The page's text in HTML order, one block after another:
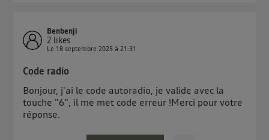
Benbenji
2 likes
Le 18 septembre 2025 à21:31
Code radio
Bonjour, j'ai le code autoradio, je valide avec la
touche "6", il me met code erreur !Merci pour votre
réponse.